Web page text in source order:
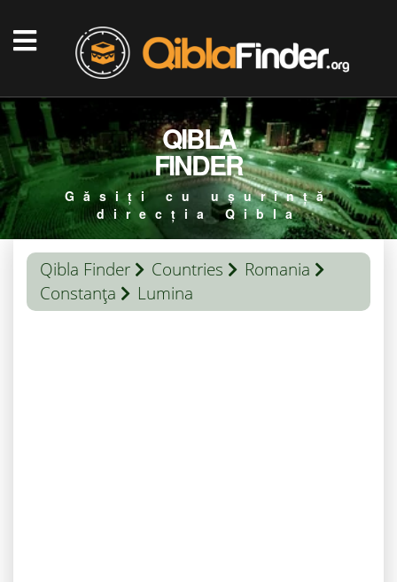
QIBLA
FINDER
Găsiți cu ușurință
direcția Qibla
Qibla Finder Countries
Romania
Constanţa
Lumina